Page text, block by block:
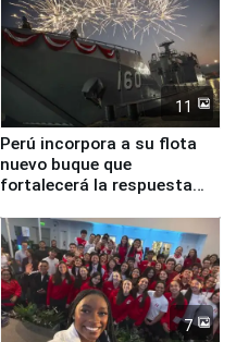
11
Perú incorpora a su flota
nuevo buque que
fortalecerá la respuesta
7